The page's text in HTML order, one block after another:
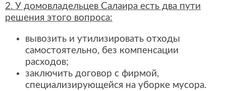
2. У домовладельцев Салаира есть два пути
решения этого вопроса:
вывозить и утилизировать отходы
самостоятельно, без компенсации
расходов;
заключить договор с фирмой,
специализирующейся на уборке мусора.